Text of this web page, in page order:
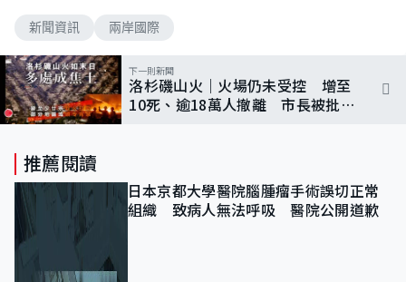
新聞資訊 兩岸國際
下一則新聞
洛杉磯山火｜火場仍未受控 增至
10死、逾18萬人撤離 市長被批救
推薦閱讀
日本京都大學醫院腦腫瘤手術誤切正常
組織 致病人無法呼吸 醫院公開道歉